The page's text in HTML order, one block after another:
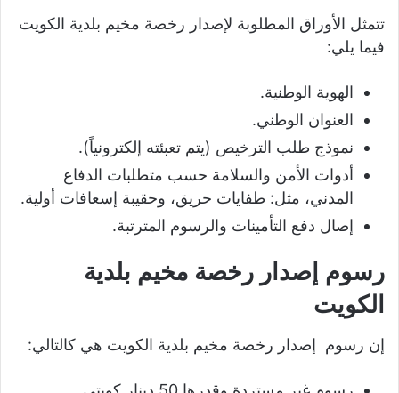
تتمثل الأوراق المطلوبة لإصدار رخصة مخيم بلدية الكويت
فيما يلي:
الهوية الوطنية.
العنوان الوطني.
نموذج طلب الترخيص (يتم تعبئته إلكترونياً).
أدوات الأمن والسلامة حسب متطلبات الدفاع
المدني، مثل: طفايات حريق، وحقيبة إسعافات أولية.
إصال دفع التأمينات والرسوم المترتبة.
رسوم إصدار رخصة مخيم بلدية
الكويت
إن رسوم إصدار رخصة مخيم بلدية الكويت هي كالتالي: